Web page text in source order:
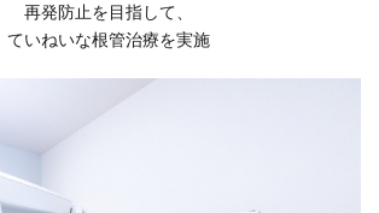
再発防止を目指して、
ていねいな根管治療を実施